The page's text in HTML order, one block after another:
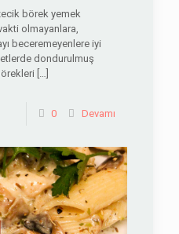
börek yemek
olmayanlara,
beceremeyenlere iyi
dondurulmuş
[…]
0 Devamı